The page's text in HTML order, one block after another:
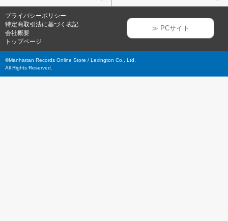
プライバシーポリシー
特定商取引法に基づく表記
会社概要
トップページ
≫ PCサイト
©Manhattan Records Online Store / Lexington Co., Ltd.
All Rights Reserved.